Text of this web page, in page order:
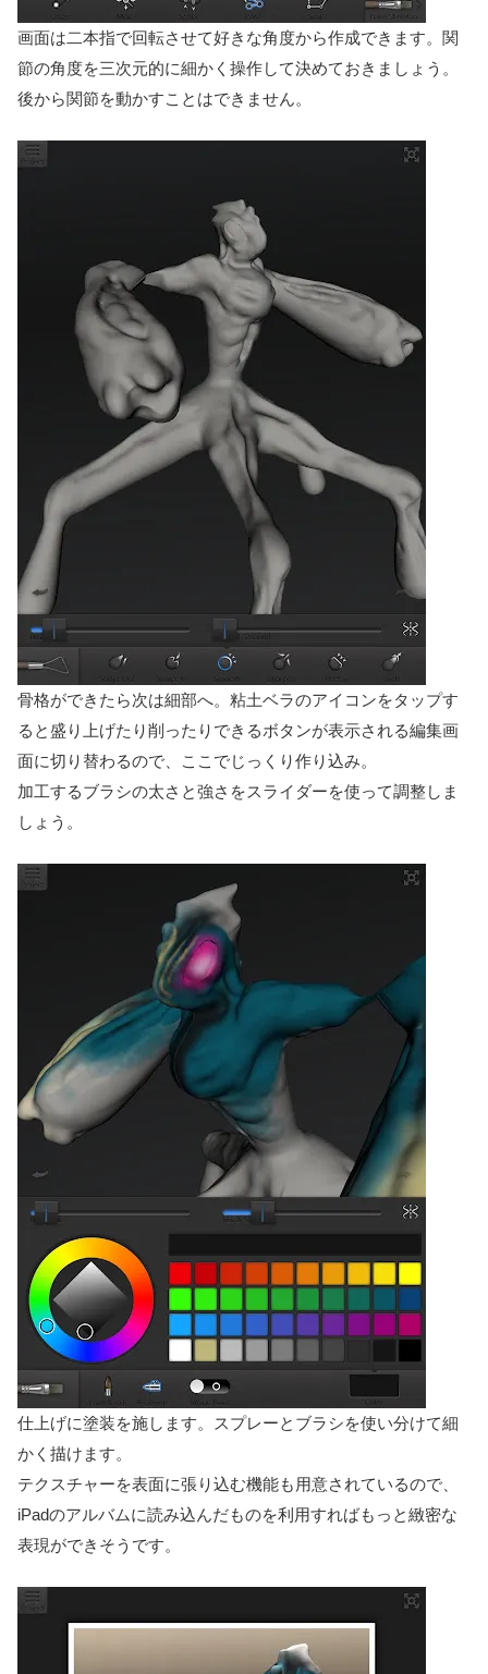
画面は二本指で回転させて好きな角度から作成できます。関
節の角度を三次元的に細かく操作して決めておきましょう。
後から関節を動かすことはできません。
骨格ができたら次は細部へ。粘土ベラのアイコンをタップす
ると盛り上げたり削ったりできるボタンが表示される編集画
面に切り替わるので、ここでじっくり作り込み。
加工するブラシの太さと強さをスライダーを使って調整しま
しょう。
仕上げに塗装を施します。スプレーとブラシを使い分けて細
かく描けます。
テクスチャーを表面に張り込む機能も用意されているので、
iPadのアルバムに読み込んだものを利用すればもっと緻密な
表現ができそうです。